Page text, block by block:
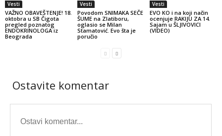
Vesti
VAŽNO OBAVEŠTENJE! 18.
oktobra u SB Čigota
pregled poznatog
ENDOKRINOLOGA iz
Beograda
Vesti
Povodom SNIMAKA SEČE
ŠUME na Zlatiboru,
oglasio se Milan
Stamatović. Evo šta je
poručio
Vesti
EVO KO i na koji način
ocenjuje RAKIJU ZA 14.
Sajam u ŠLJIVOVICI
(VIDEO)
Ostavite komentar